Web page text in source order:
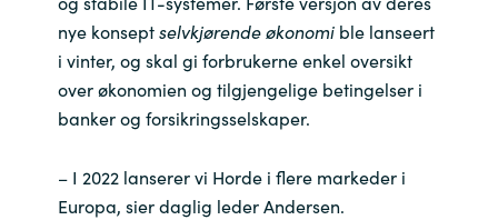
nye konseptselvkjørende økonomible lanseert
i vinter, og skal gi forbrukerne enkel oversikt
over økonomien og tilgjengelige betingelser i
banker og forsikringsselskaper.
– I 2022 lanserer vi Horde i flere markeder i
Europa, sier daglig leder Andersen.